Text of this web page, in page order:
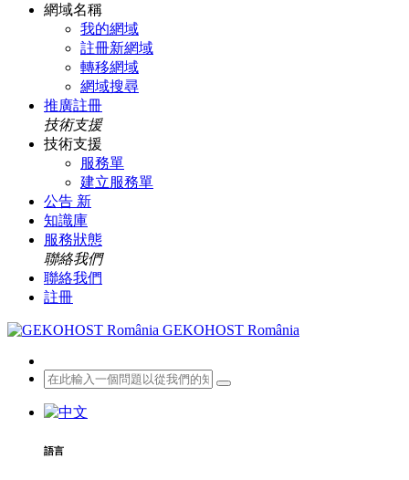
網域名稱
我的網域
註冊新網域
轉移網域
網域搜尋
推廣註冊
技術支援
技術支援
服務單
建立服務單
公告 新
知識庫
服務狀態
聯絡我們
聯絡我們
註冊
GEKOHOST România
語言